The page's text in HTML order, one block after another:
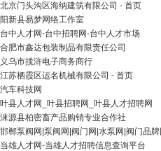
北京门头沟区海纳建筑有限公司 - 首页
阳新县易梦网络工作室
台中人才网-台中招聘网-台中人才市场
合肥市鑫达包装制品有限责任公司
义乌市揽浒电子商务商行
江苏栖霞区运名机械有限公司 - 首页
汽车科技网
叶县人才网_叶县招聘网_叶县人才招聘网
涞源县柏密畜产品购销专业合作社
邯郸泵阀网|泵阀网|阀门网|水泵网|阀门品牌
当雄人才网-当雄人才招聘信息查询平台